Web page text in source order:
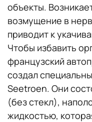
объекты.
возмущение в
приводит к
Чтобы избавить
французский
создал
Seetroen. Они
(без стекл),
жидкостью,